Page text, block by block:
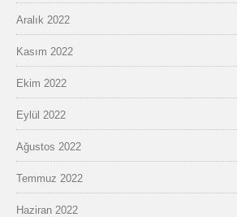
Aralık 2022
Kasım 2022
Ekim 2022
Eylül 2022
Ağustos 2022
Temmuz 2022
Haziran 2022